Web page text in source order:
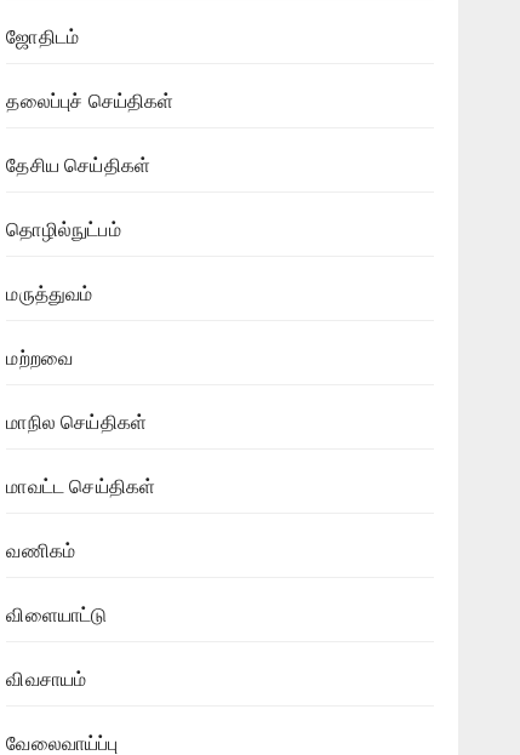
ஜோதிடம்
தலைப்புச் செய்திகள்
தேசிய செய்திகள்
தொழில்நுட்பம்
மருத்துவம்
மற்றவை
மாநில செய்திகள்
மாவட்ட செய்திகள்
வணிகம்
விளையாட்டு
விவசாயம்
வேலைவாய்ப்பு